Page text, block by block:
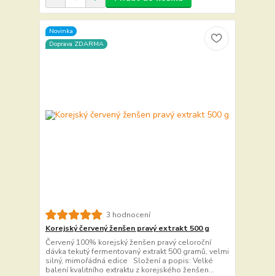
Novinka
Doprava ZDARMA
3 hodnocení
Korejský červený ženšen pravý extrakt 500 g
Červený 100% korejský ženšen pravý celoroční
dávka tekutý fermentovaný extrakt 500 gramů, velmi
silný, mimořádná edice Složení a popis: Velké
balení kvalitního extraktu z korejského ženšen...